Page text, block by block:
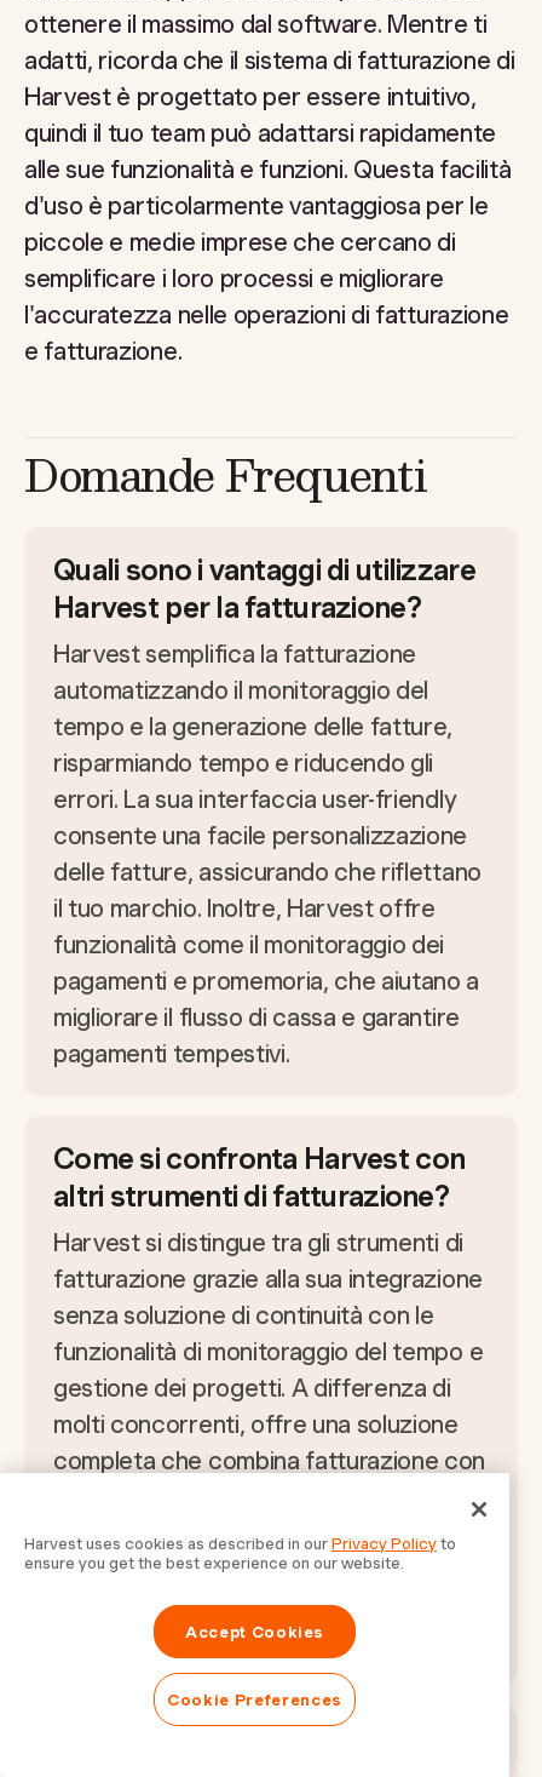
ottenere il massimo dal software. Mentre ti
adatti, ricorda che il sistema di fatturazione di
Harvest è progettato per essere intuitivo,
quindi il tuo team può adattarsi rapidamente
alle sue funzionalità e funzioni. Questa facilità
d'uso è particolarmente vantaggiosa per le
piccole e medie imprese che cercano di
semplificare i loro processi e migliorare
l'accuratezza nelle operazioni di fatturazione
e fatturazione.
Domande Frequenti
Quali sono i vantaggi di utilizzare
Harvest per la fatturazione?
Harvest semplifica la fatturazione
automatizzando il monitoraggio del
tempo e la generazione delle fatture,
risparmiando tempo e riducendo gli
errori. La sua interfaccia user-friendly
consente una facile personalizzazione
delle fatture, assicurando che riflettano
il tuo marchio. Inoltre, Harvest offre
funzionalità come il monitoraggio dei
pagamenti e promemoria, che aiutano a
migliorare il flusso di cassa e garantire
pagamenti tempestivi.
Come si confronta Harvest con
altri strumenti di fatturazione?
Harvest si distingue tra gli strumenti di
fatturazione grazie alla sua integrazione
senza soluzione di continuità con le
funzionalità di monitoraggio del tempo e
gestione dei progetti. A differenza di
molti concorrenti, offre una soluzione
completa che combina fatturazione con
Questo lo rende particolarmente
vantaggioso per liberi professionisti e
piccole imprese in cerca di uno
strumento tutto-in-uno.
Harvest uses cookies as described in ourPrivacy Policyto
ensure you get the best experience on our website.
Accept Cookies
Cookie Preferences